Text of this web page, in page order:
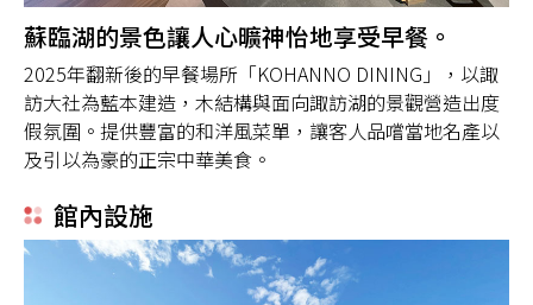
蘇臨湖的景色讓人心曠神怡地享受早餐。
2025年翻新後的早餐場所「KOHANNO DINING」，以諏
訪大社為藍本建造，木結構與面向諏訪湖的景觀營造出度
假氛圍。提供豐富的和洋風菜單，讓客人品嚐當地名產以
及引以為豪的正宗中華美食。
館內設施